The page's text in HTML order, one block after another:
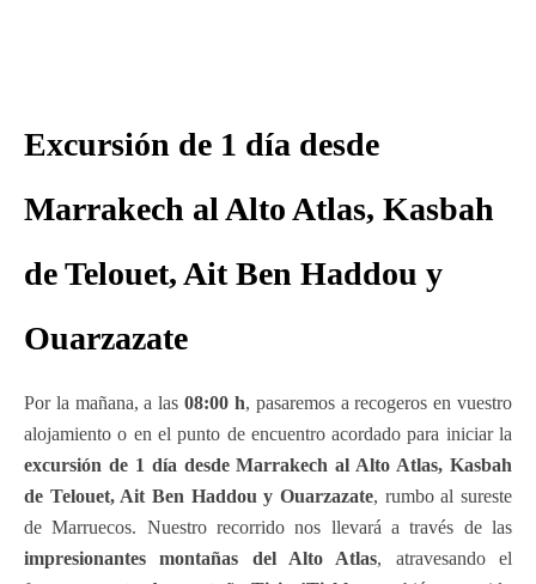
Excursión de 1 día desde
Marrakech al Alto Atlas, Kasbah
de Telouet, Ait Ben Haddou y
Ouarzazate
Por la mañana, a las08:00 h, pasaremos a recogeros en vuestro
alojamiento o en el punto de encuentro acordado para iniciar la
excursión de 1 día desde Marrakech al Alto Atlas, Kasbah
de Telouet, Ait Ben Haddou y Ouarzazate, rumbo al sureste
de Marruecos. Nuestro recorrido nos llevará a través de las
impresionantes montañas del Alto Atlas, atravesando el